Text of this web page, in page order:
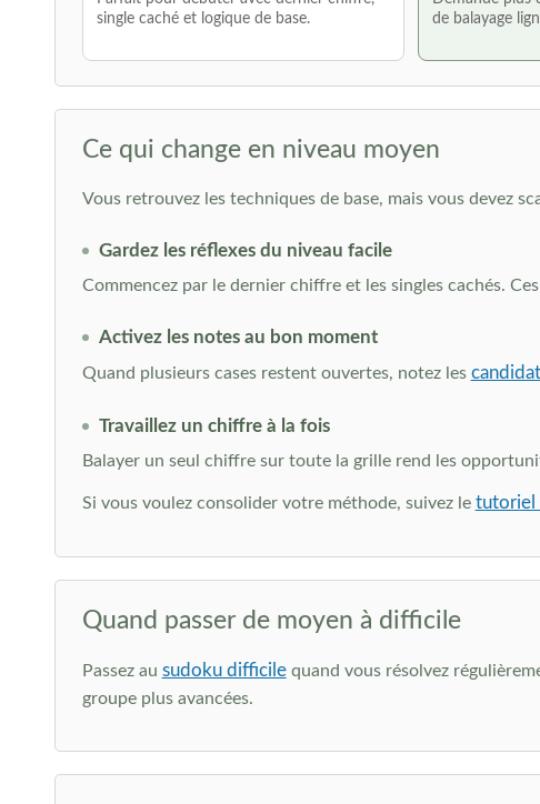
single caché et logique de base.
de balayage
Ce qui change en niveau moyen
Vous retrouvez les techniques de base, mais vous devez
Gardez les réflexes du niveau facile
Commencez par le dernier chiffre et les singles cachés.
Activez les notes au bon moment
Quand plusieurs cases restent ouvertes, notez les
Travaillez un chiffre à la fois
Balayer un seul chiffre sur toute la grille rend les
Si vous voulez consolider votre méthode, suivez le tutoriel
Quand passer de moyen à difficile
Passez au sudoku difficilequand vous résolvez
groupe plus avancées.